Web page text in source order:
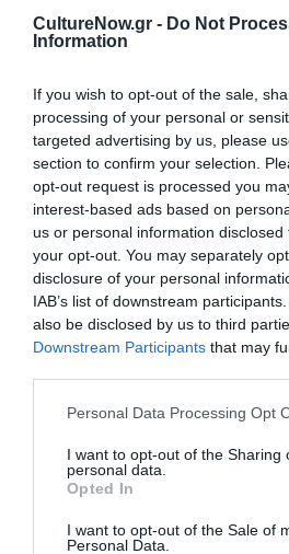
CultureNow.gr - Do Not
Information
If you wish to opt-out of the sale,
processing of your personal or
targeted advertising by us, please
section to confirm your selection.
opt-out request is processed you
interest-based ads based on
us or personal information
your opt-out. You may separately
disclosure of your personal
IAB’s list of downstream
also be disclosed by us to third
Downstream Participants that may
Personal Data Processing Opt
I want to opt-out of the Sharing
personal data.
Opted In
I want to opt-out of the Sale of
Personal Data.
Πληροφορίες / Κρατήσεις:
Τηλ.: 210 72.82.333 |
Ακολουθήστε το
μάθετε πρώτοι όλες τις
Δείτε όλα τατελευταία νέα
Πολιτισμό στοCulturenow.gr
Νέοι Διαγωνισμοί❯
ΒΑΣΙΛΗΣ ΤΣΑΜΠΡΟΠΟΥΛΟΣ
ΣΥΝΑΥΛΙΕΣ 2017
Newsletter